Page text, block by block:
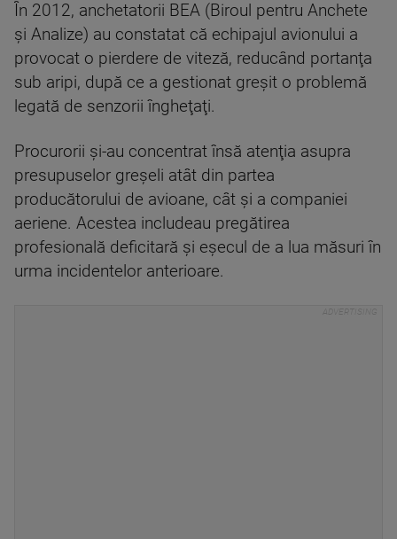
În 2012, anchetatorii BEA (Biroul pentru Anchete
şi Analize) au constatat că echipajul avionului a
provocat o pierdere de viteză, reducând portanţa
sub aripi, după ce a gestionat greşit o problemă
legată de senzorii îngheţaţi.
Procurorii şi-au concentrat însă atenţia asupra
presupuselor greşeli atât din partea
producătorului de avioane, cât şi a companiei
aeriene. Acestea includeau pregătirea
profesională deficitară şi eşecul de a lua măsuri în
urma incidentelor anterioare.